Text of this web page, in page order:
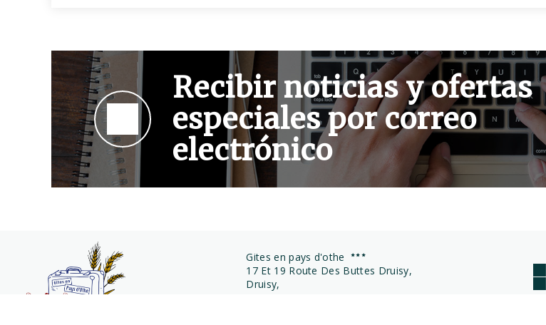
Recibir noticias y ofertas
especiales por correo
electrónico
Gites en pays d'othe
17 Et 19 Route Des Buttes Druisy,
Druisy,